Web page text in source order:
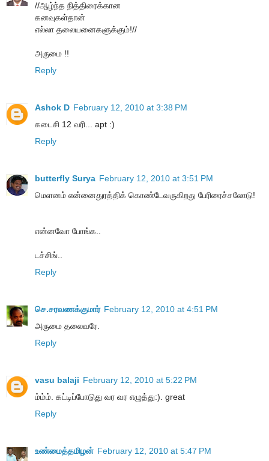
//ஆழ்ந்த நித்திரைக்கான
கனவுகள்தான்
எல்லா தலையனைகளுக்கும்!//
அருமை !!
Reply
Ashok D February 12, 2010 at 3:38 PM
கடைசி 12 வரி... apt :)
Reply
butterfly Surya February 12, 2010 at 3:51 PM
மெளனம் என்னைதுரத்திக் கொண்டேவருகிறது பேரிரைச்சலோடு!
என்னவோ போங்க..
டச்சிங்..
Reply
செ.சரவணக்குமார் February 12, 2010 at 4:51 PM
அருமை தலைவரே.
Reply
vasu balaji February 12, 2010 at 5:22 PM
ம்ம்ம். கட்டிப்போடுது வர வர எழுத்து:). great
Reply
உண்மைத்தமிழன் February 12, 2010 at 5:47 PM